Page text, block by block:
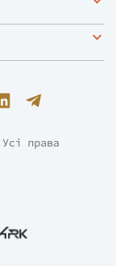
права